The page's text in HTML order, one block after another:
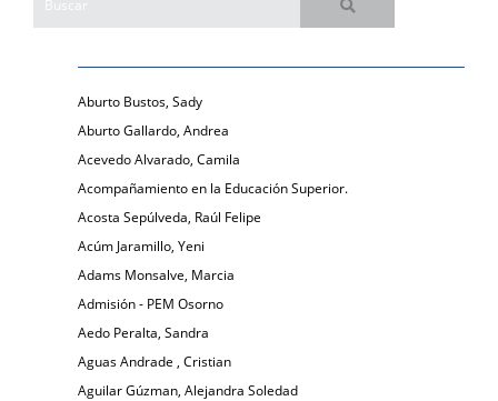
Aburto Bustos, Sady
Aburto Gallardo, Andrea
Acevedo Alvarado, Camila
Acompañamiento en la Educación Superior.
Acosta Sepúlveda, Raúl Felipe
Acúm Jaramillo, Yeni
Adams Monsalve, Marcia
Admisión - PEM Osorno
Aedo Peralta, Sandra
Aguas Andrade , Cristian
Aguilar Gúzman, Alejandra Soledad